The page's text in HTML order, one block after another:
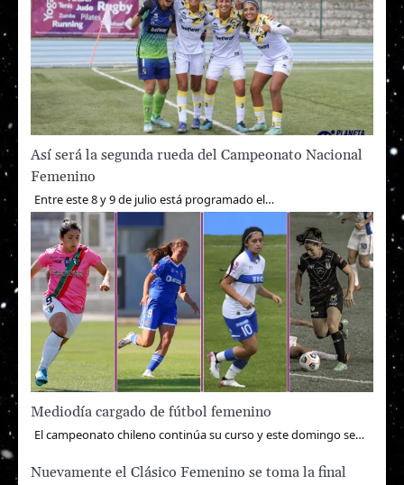
Así será la segunda rueda del Campeonato Nacional
Femenino
Entre este 8 y 9 de julio está programado el…
Mediodía cargado de fútbol femenino
El campeonato chileno continúa su curso y este domingo se…
Nuevamente el Clásico Femenino se toma la final